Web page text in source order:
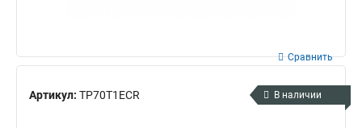
Артикул: TP70T1ECR
Сравнить
В наличии